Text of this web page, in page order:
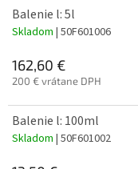
Balenie l: 5l
Skladom | 50F601006
162,60 €
200 € vrátane DPH
Balenie l: 100ml
Skladom | 50F601002